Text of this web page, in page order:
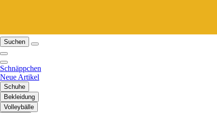
Suchen
Schnäppchen
Neue Artikel
Schuhe
Bekleidung
Volleybälle